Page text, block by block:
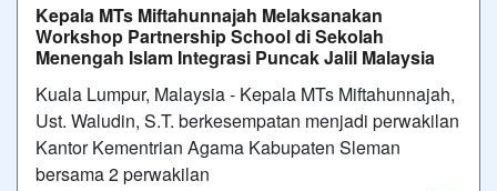
Kepala MTs Miftahunnajah Melaksanakan
Workshop Partnership School di Sekolah
Menengah Islam Integrasi Puncak Jalil Malaysia
Kuala Lumpur, Malaysia - Kepala MTs Miftahunnajah,
Ust. Waludin, S.T. berkesempatan menjadi perwakilan
Kantor Kementrian Agama Kabupaten Sleman
bersama 2 perwakilan